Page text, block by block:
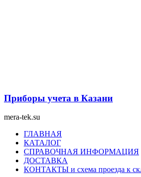
Приборы учета в Казани
mera-tek.su
МенюГЛАВНАЯ
КАТАЛОГ
СПРАВОЧНАЯ ИНФОРМАЦИЯ
ДОСТАВКА
КОНТАКТЫ и схема проезда к